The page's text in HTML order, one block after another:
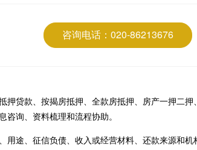
咨询电话：020-86213676
押贷款、按揭房抵押、全款房抵押、房产一押二押
咨询、资料梳理和流程协助。
用途、征信负债、收入或经营材料、还款来源和